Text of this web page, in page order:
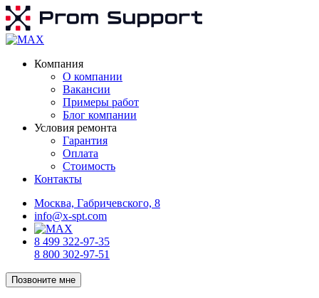
Компания
О компании
Вакансии
Примеры работ
Блог компании
Условия ремонта
Гарантия
Оплата
Стоимость
Контакты
Москва, Габричевского, 8
info@x-spt.com
8 499 322-97-35
8 800 302-97-51
Позвоните мне